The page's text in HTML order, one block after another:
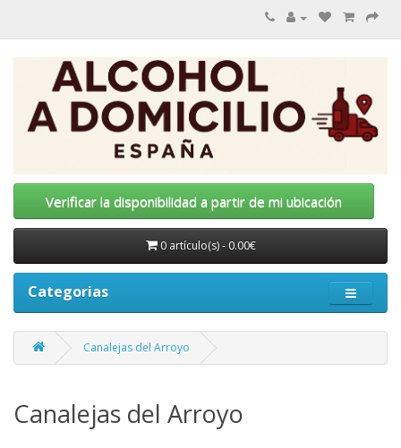
Verificar la disponibilidad a partir de mi ubicación
0 artículo(s) - 0.00€
Categorias
Canalejas del Arroyo
Canalejas del Arroyo